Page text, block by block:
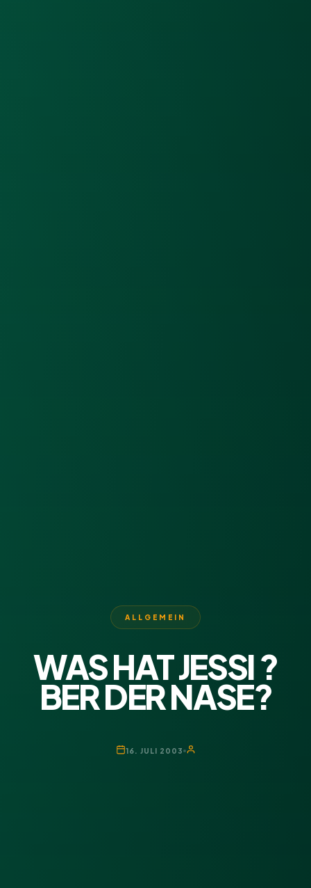
ALLGEMEIN
WAS HAT JESSI ?
BER DER NASE?
16. JULI 2003